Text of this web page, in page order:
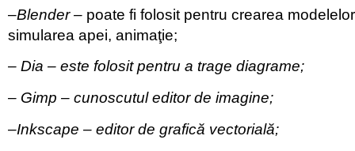
–Blender – poate fi folosit pentru crearea
simularea apei, animaţie;
– Dia – este folosit pentru a trage diagrame;
– Gimp – cunoscutul editor de imagine;
–Inkscape – editor de grafică vectorială;